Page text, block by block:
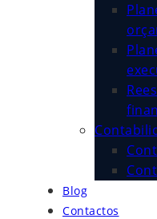
Blog
Contactos